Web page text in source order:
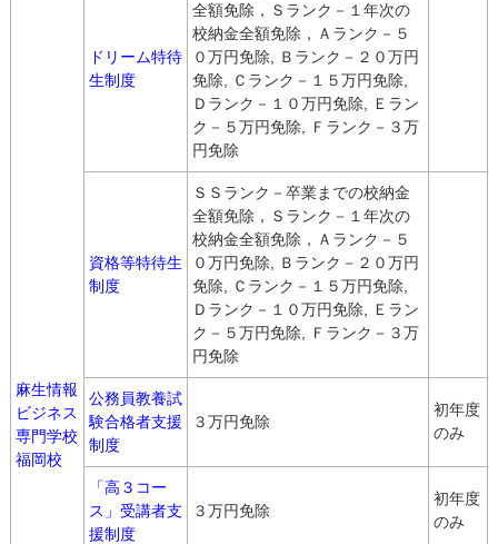
麻生情報
ビジネス
専門学校
福岡校
ドリーム特待
生制度
全額免除，Ｓランク－１年次の
校納金全額免除，Ａランク－５
０万円免除, Ｂランク－２０万円
免除, Ｃランク－１５万円免除,
Ｄランク－１０万円免除, Ｅラン
ク－５万円免除, Ｆランク－３万
円免除
資格等特待生
制度
ＳＳランク－卒業までの校納金
全額免除，Ｓランク－１年次の
校納金全額免除，Ａランク－５
０万円免除, Ｂランク－２０万円
免除, Ｃランク－１５万円免除,
Ｄランク－１０万円免除, Ｅラン
ク－５万円免除, Ｆランク－３万
円免除
公務員教養試
験合格者支援
制度
３万円免除
初年度
のみ
「高３コー
ス」受講者支
援制度
３万円免除
初年度
のみ